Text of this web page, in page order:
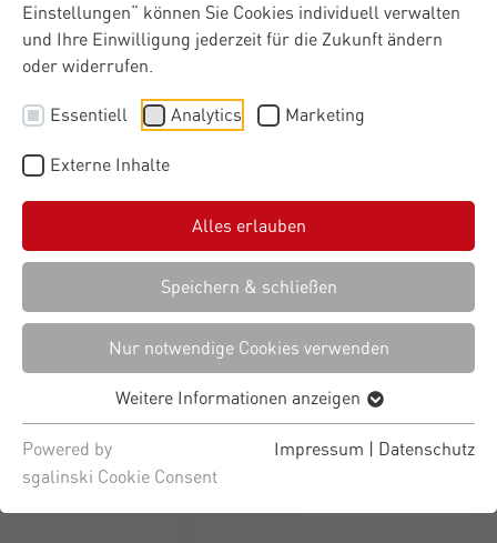
Einstellungen“ können Sie Cookies individuell verwalten
und Ihre Einwilligung jederzeit für die Zukunft ändern
oder widerrufen.
Essentiell Analytics Marketing
Externe Inhalte
Alles erlauben
Speichern & schließen
Nur notwendige Cookies verwenden
Weitere Informationen anzeigen
Powered by
sgalinski Cookie Consent
Impressum | Datenschutz